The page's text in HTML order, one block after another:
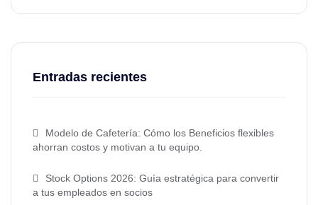
Entradas recientes
Modelo de Cafetería: Cómo los Beneficios flexibles
ahorran costos y motivan a tu equipo.
Stock Options 2026: Guía estratégica para convertir
a tus empleados en socios